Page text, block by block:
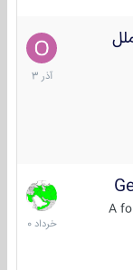
21
آذر
1403
A
10
خرداد
1400